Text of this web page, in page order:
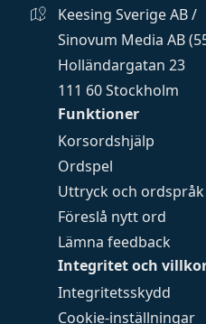
Funktioner
Korsordshjälp
Ordspel
Uttryck och ordspråk
Föreslå nytt ord
Lämna feedback
Integritet och
Integritetsskydd
Cookie-inställningar
Keesing Sverige AB /
Sinovum Media AB
Holländargatan 23
111 60 Stockholm